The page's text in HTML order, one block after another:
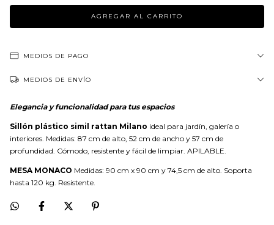
MEDIOS DE PAGO
MEDIOS DE ENVÍO
Elegancia y funcionalidad para tus espacios
Sillón plástico simil rattan Milano ideal para jardín, galería o
interiores. Medidas: 87 cm de alto, 52 cm de ancho y 57 cm de
profundidad. Cómodo, resistente y fácil de limpiar. APILABLE.
MESA MONACO Medidas: 90 cm x 90 cm y 74,5 cm de alto. Soporta
hasta 120 kg. Resistente.